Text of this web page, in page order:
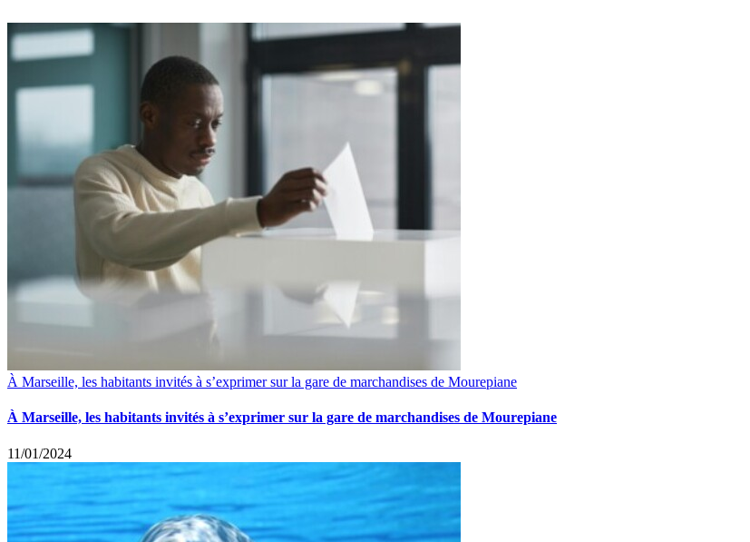
À Marseille, les habitants invités à s’exprimer sur la gare de marchandises de Mourepiane
À Marseille, les habitants invités à s’exprimer sur la gare de marchandises de Mourepiane
11/01/2024